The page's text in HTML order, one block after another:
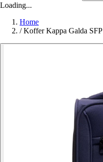
Loading...
Home
/ Koffer Kappa Galda SFP